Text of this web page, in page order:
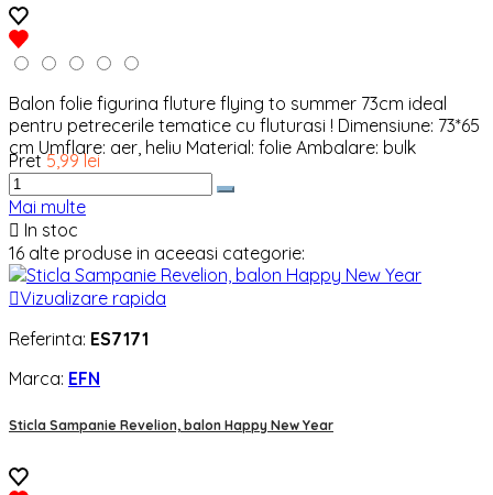
Balon folie figurina fluture flying to summer 73cm ideal
pentru petrecerile tematice cu fluturasi ! Dimensiune: 73*65
cm Umflare: aer, heliu Material: folie Ambalare: bulk
Pret 5,99 lei
Mai multe
 In stoc
16 alte produse in aceeasi categorie:
Vizualizare rapida
Referinta: ES7171
Marca: EFN
Sticla Sampanie Revelion, balon Happy New Year